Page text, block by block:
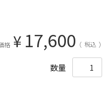
格 ¥ 17,600 税込